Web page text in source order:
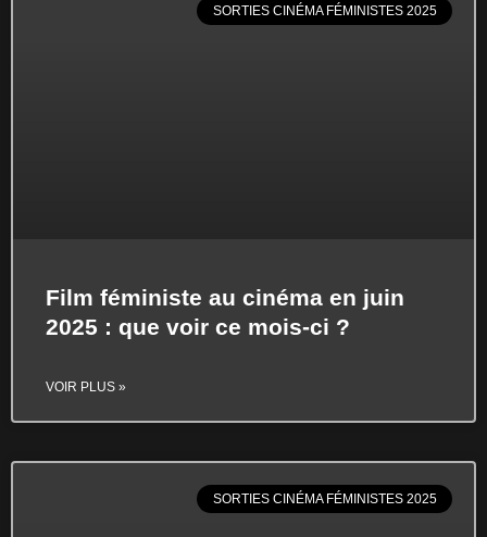
SORTIES CINÉMA FÉMINISTES 2025
Film féministe au cinéma en juin
2025 : que voir ce mois-ci ?
VOIR PLUS »
SORTIES CINÉMA FÉMINISTES 2025